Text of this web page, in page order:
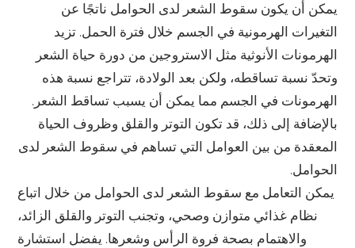
يمكن أن يكون سقوط الشعر لدى الحوامل ناتجًا عن
التغيرات الهرمونية في الجسم خلال فترة الحمل. تزيد
الهرمونات الأنوثية مثل الاستروجين من دورة حياة الشعر
وتحدّ نسبة تساقطه، ولكن بعد الولادة، تتراجع نسبة هذه
الهرمونات في الجسم مما يمكن أن يسبب تساقط الشعر.
بالإضافة إلى ذلك، قد تكون التوتر والقلق وظروف الحياة
المعقدة من بين العوامل التي تساهم في سقوط الشعر لدى
الحوامل.
يمكن التعامل مع سقوط الشعر لدى الحوامل من خلال اتباع
نظام غذائي متوازن وصحي، وتجنب التوتر والقلق الزائد،
والاهتمام بصحة فروة الرأس وشعرها. يفضل استشارة